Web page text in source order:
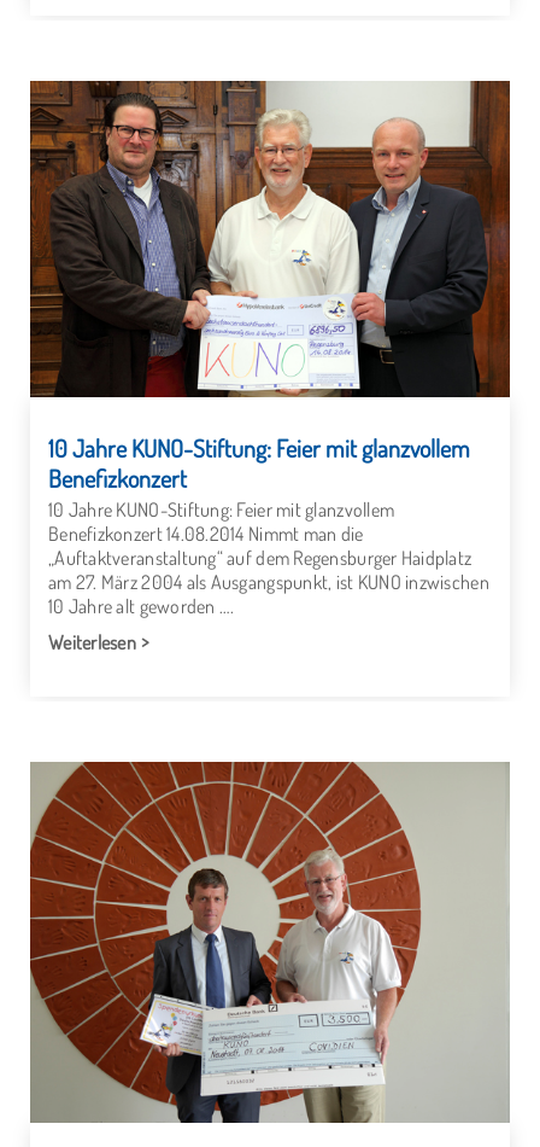
10 Jahre KUNO-Stiftung: Feier mit glanzvollem
Benefizkonzert
10 Jahre KUNO-Stiftung: Feier mit glanzvollem
Benefizkonzert 14.08.2014 Nimmt man die
„Auftaktveranstaltung“ auf dem Regensburger Haidplatz
am 27. März 2004 als Ausgangspunkt, ist KUNO inzwischen
10 Jahre alt geworden ….
Weiterlesen